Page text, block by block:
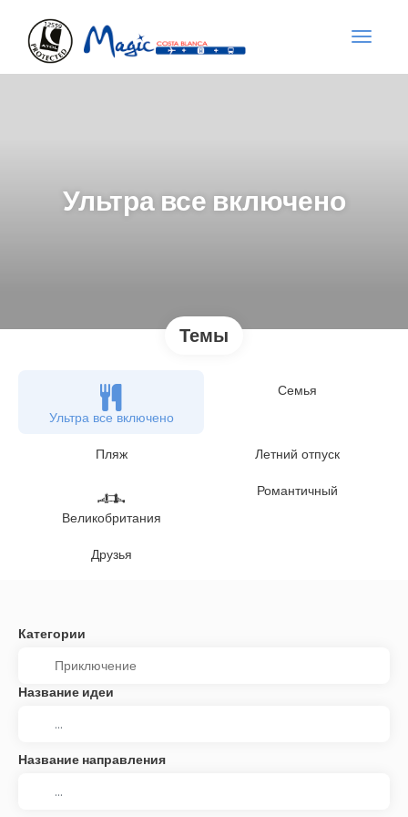
Ультра все включено
Темы
Ультра все включено
Семья
Пляж Летний отпуск
Великобритания
Романтичный
Друзья
Категории
Название идеи
Название направления